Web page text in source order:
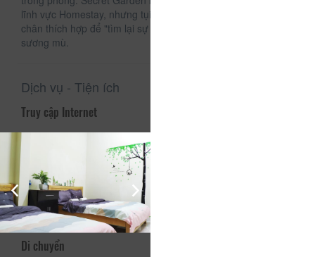
lĩnh vực Homestay, nhưng tụi mình hi vọng sẽ là nơi dừng
chân thích hợp để "tìm lại sự bình yên" giữa thành phố
sương mù.
Dịch vụ - Tiện ích
Truy cập Internet
Hoạt động và Thư giãn
Được tham gia
Vòi hoa sen
Di chuyển